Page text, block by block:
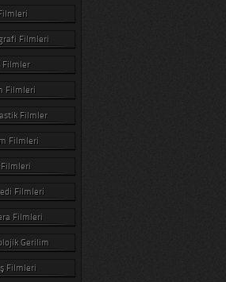
Filmleri
Filmler
Filmleri
Filmler
Filmleri
Filmleri
Filmleri
Gerilim
Filmleri